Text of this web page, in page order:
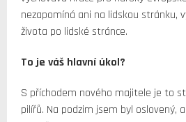
nezapomíná ani na lidskou stránku,
života po lidské stránce.
To je váš hlavní úkol?
S příchodem nového majitele je to
pilířů. Na podzim jsem byl oslovený,